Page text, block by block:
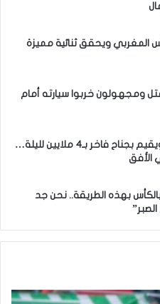
المغربي ويحقق ثنائية مميزة
ومجهولون خربوا سيارته أمام
زياش يتقاضى 200 مليون شهريا ويقيم بجناح فاخر بـ4 ملايين لليلة…
الأفق
بهذه الطريقة.. نحن جد